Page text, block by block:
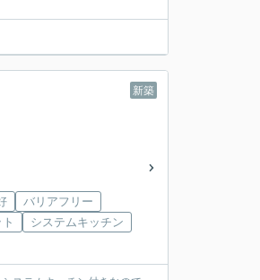
新築
バリアフリー
システムキッチン